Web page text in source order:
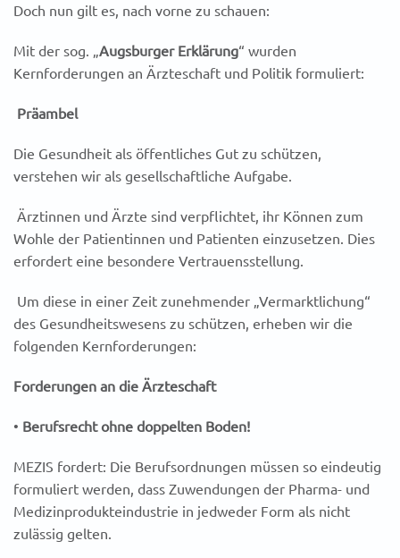
Doch nun gilt es, nach vorne zu schauen:
Mit der sog. „Augsburger Erklärung“ wurden
Kernforderungen an Ärzteschaft und Politik formuliert:
Präambel
Die Gesundheit als öffentliches Gut zu schützen,
verstehen wir als gesellschaftliche Aufgabe.
Ärztinnen und Ärzte sind verpflichtet, ihr Können zum
Wohle der Patientinnen und Patienten einzusetzen. Dies
erfordert eine besondere Vertrauensstellung.
Um diese in einer Zeit zunehmender „Vermarktlichung“
des Gesundheitswesens zu schützen, erheben wir die
folgenden Kernforderungen:
Forderungen an die Ärzteschaft
• Berufsrecht ohne doppelten Boden!
MEZIS fordert: Die Berufsordnungen müssen so eindeutig
formuliert werden, dass Zuwendungen der Pharma- und
Medizinprodukteindustrie in jedweder Form als nicht
zulässig gelten.